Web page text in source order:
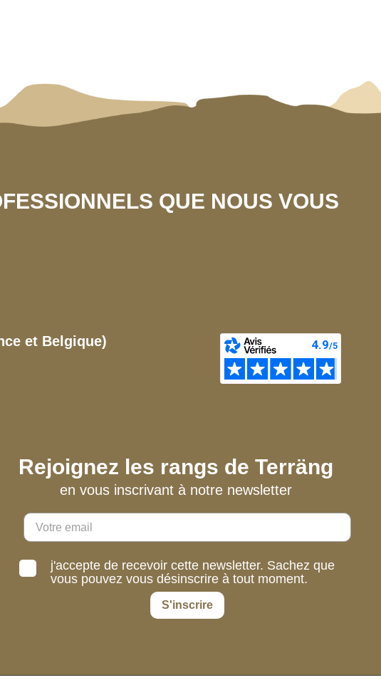
QUE NOUS VOUS
et Belgique)
Rejoignez les rangs de Terräng
en vous inscrivant à notre newsletter
j'accepte de recevoir cette newsletter. Sachez que
vous pouvez vous désinscrire à tout moment.
S'inscrire